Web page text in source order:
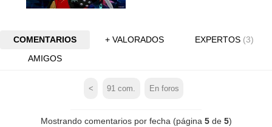
COMENTARIOS + VALORADOS EXPERTOS (3)
AMIGOS
< 91 com. En foros
Mostrando comentarios por fecha (página 5de 5)